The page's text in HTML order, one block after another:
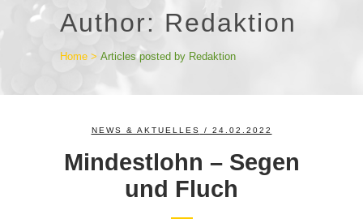
Author: Redaktion
Home > Articles posted by Redaktion
NEWS & AKTUELLES / 24.02.2022
Mindestlohn – Segen
und Fluch